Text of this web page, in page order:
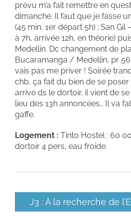
prévu m’a fait remettre en
dimanche. Il faut que je fasse
(45 min, 1er départ 5h) ; San
à 7h, arrivée 12h, en théorie)
Medellin. Dc changement de
Bucaramanga / Medellin, pr
vais pas me priver ! Soirée
chb, ça fait du bien de se
arrive ds le dortoir, il vient de
lieu des 13h annoncées… Il va
gaffe.
Logement : Tinto Hostel : 60
dortoir 4 pers, eau froide.
J3 : À la recherche de